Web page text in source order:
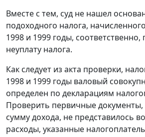
Вместе с тем, суд не нашел
подоходного налога,
1998 и 1999 годы, соответственно,
неуплату налога.
Как следует из акта проверки,
1998 и 1999 годы валовый
определен по декларациям
Проверить первичные
сумму дохода, не представилось
расходы, указанные